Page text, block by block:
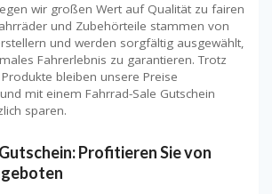
wir großen Wert auf Qualität zu fairen
und Zubehörteile stammen von
und werden sorgfältig ausgewählt,
Fahrerlebnis zu garantieren. Trotz
bleiben unsere Preise
mit einem Fahrrad-Sale Gutschein
sparen.
Profitieren Sie von